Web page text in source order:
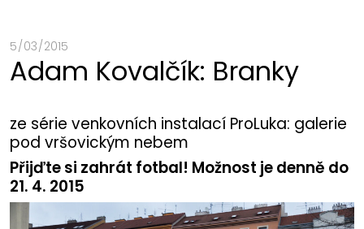
5 / 03 / 2015
Adam Kovalčík: Branky
ze série venkovních instalací ProLuka: galerie
pod vršovickým nebem
Přijďte si zahrát fotbal! Možnost je denně do
21. 4. 2015